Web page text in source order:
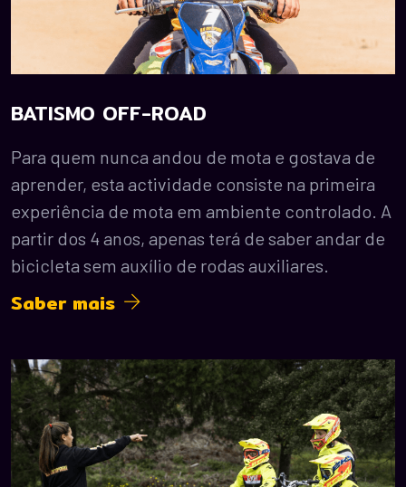
BATISMO OFF-ROAD
Para quem nunca andou de mota e gostava de
aprender, esta actividade consiste na primeira
experiência de mota em ambiente controlado. A
partir dos 4 anos, apenas terá de saber andar de
bicicleta sem auxílio de rodas auxiliares.
Saber mais